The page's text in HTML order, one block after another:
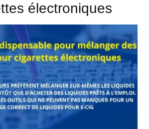
électroniques